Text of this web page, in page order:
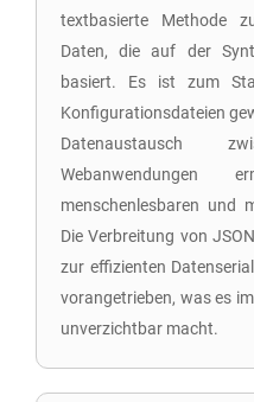
textbasierte Methode
Daten, die auf der
basiert. Es ist zum
Konfigurationsdateien
Datenaustausch
Webanwendungen
menschenlesbaren und
Die Verbreitung von
zur effizienten
vorangetrieben, was es
unverzichtbar macht.